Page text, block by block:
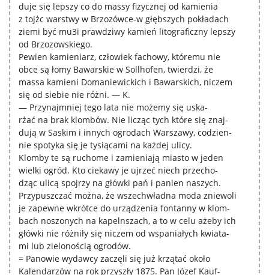
duje się lepszy co do massy fizycznej od kamienia
z tojżc warstwy w Brzozówce-w głębszych pokładach
ziemi być mu3i prawdziwy kamień litograficzny lepszy
od Brzozowskiego.
Pewien kamieniarz, człowiek fachowy, któremu nie
obce są łomy Bawarskie w Sollhofen, twierdzi, że
massa kamieni Domaniewickich i Bawarskich, niczem
się od siebie nie różni. — K.
— Przynajmniej tego lata nie możemy się uska-
rżać na brak klombów. Nie licząc tych które się znaj-
dują w Saskim i innych ogrodach Warszawy, codzien-
nie spotyka się je tysiącami na każdej ulicy.
Klomby te są ruchome i zamieniają miasto w jeden
wielki ogród. Kto ciekawy je ujrzeć niech przecho-
dząc ulicą spojrzy na główki pań i panien naszych.
Przypuszczać można, że wszechwładna moda zniewoli
je zapewne wkrótce do urządzenia fontanny w klom-
bach noszonych na kapelnszach, a to w celu ażeby ich
główki nie różniły się niczem od wspaniałych kwiata-
mi lub zielonością ogrodów.
= Panowie wydawcy zaczęli się już krzątać około
Kalendarzów na rok przyszły 1875. Pan Józef Kauf-